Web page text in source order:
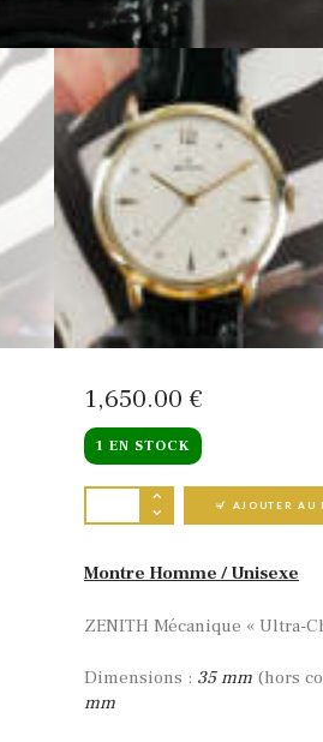
1,650 00 €
1 EN STOCK
QUANTITÉ DEAJOUTER AU
Montre Homme / Unisexe
ZENITH Mécanique « Ultra-
Dimensions : 35 mm (hors
mm